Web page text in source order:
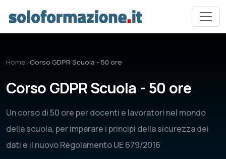
Home ›Corso GDPR Scuola - 50 ore
Corso GDPR Scuola - 50 ore
Un corso di 50 ore per docenti e lavoratori nel mondo
della scuola, per imparare i principi della sicurezza dei
dati e il nuovo Regolamento UE 679/2016